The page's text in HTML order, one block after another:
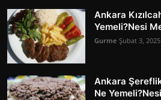
Ankara
Yemeli?Nesi
Gurme Şubat 3, 2025
Ankara
Ne